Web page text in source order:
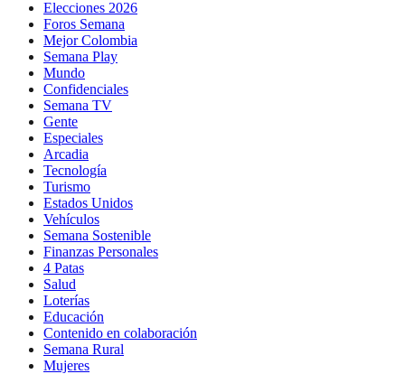
Elecciones 2026
Foros Semana
Mejor Colombia
Semana Play
Mundo
Confidenciales
Semana TV
Gente
Especiales
Arcadia
Tecnología
Turismo
Estados Unidos
Vehículos
Semana Sostenible
Finanzas Personales
4 Patas
Salud
Loterías
Educación
Contenido en colaboración
Semana Rural
Mujeres